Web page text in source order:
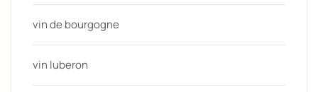
vin de bourgogne
vin luberon